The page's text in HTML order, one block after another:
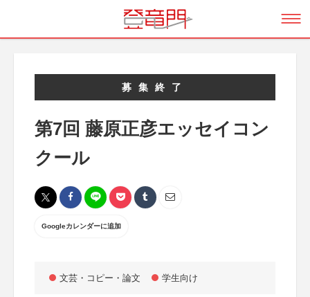
募集終了
第7回 藤原正彦エッセイコン
クール
Googleカレンダーに追加
文芸・コピー・論文 学生向け